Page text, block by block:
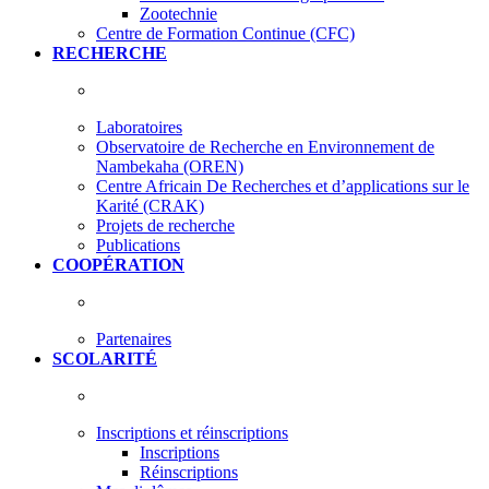
Zootechnie
Centre de Formation Continue (CFC)
RECHERCHE
Laboratoires
Observatoire de Recherche en Environnement de
Nambekaha (OREN)
Centre Africain De Recherches et d’applications sur le
Karité (CRAK)
Projets de recherche
Publications
COOPÉRATION
Partenaires
SCOLARITÉ
Inscriptions et réinscriptions
Inscriptions
Réinscriptions